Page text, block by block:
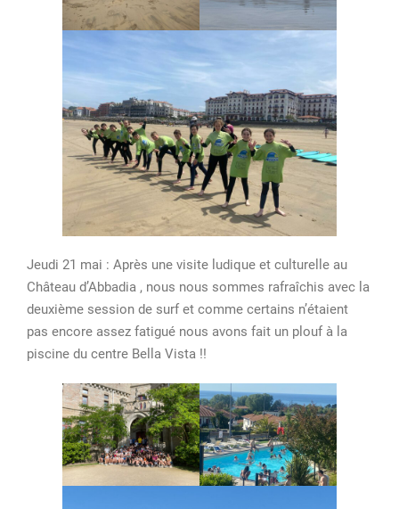
Jeudi 21 mai : Après une visite ludique et culturelle au
Château d’Abbadia , nous nous sommes rafraîchis avec la
deuxième session de surf et comme certains n’étaient
pas encore assez fatigué nous avons fait un plouf à la
piscine du centre Bella Vista !!